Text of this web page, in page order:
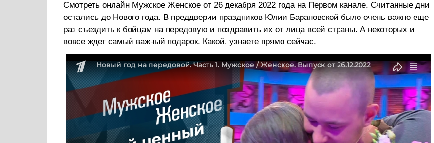
Смотреть онлайн Мужское Женское от 26 декабря 2022 года на Первом канале. Считанные дни
остались до Нового года. В преддверии праздников Юлии Барановской было очень важно еще
раз съездить к бойцам на передовую и поздравить их от лица всей страны. А некоторых и
вовсе ждет самый важный подарок. Какой, узнаете прямо сейчас.